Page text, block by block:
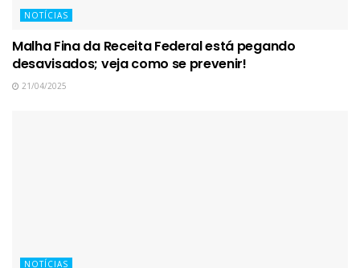
NOTÍCIAS
Malha Fina da Receita Federal está pegando
desavisados; veja como se prevenir!
21/04/2025
NOTÍCIAS